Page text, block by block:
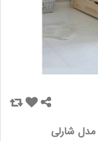
شارلی